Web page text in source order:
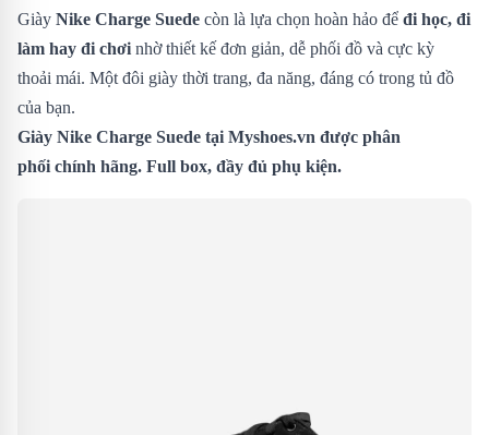
Giày Nike Charge Suede còn là lựa chọn hoàn hảo để đi học, đi
làm hay đi chơi nhờ thiết kế đơn giản, dễ phối đồ và cực kỳ
thoải mái. Một đôi giày thời trang, đa năng, đáng có trong tủ đồ
của bạn.
Giày Nike Charge Suede tại Myshoes.vn được phân
phối chính hãng. Full box, đầy đủ phụ kiện.